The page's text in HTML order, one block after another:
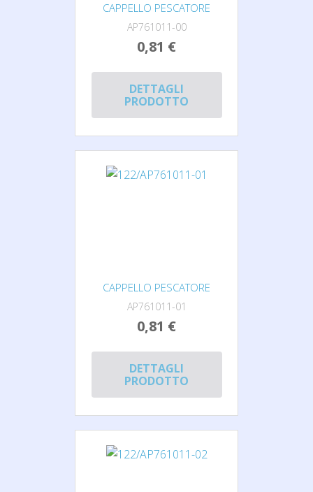
CAPPELLO PESCATORE
AP761011-00
0,81 €
DETTAGLI
PRODOTTO
CAPPELLO PESCATORE
AP761011-01
0,81 €
DETTAGLI
PRODOTTO